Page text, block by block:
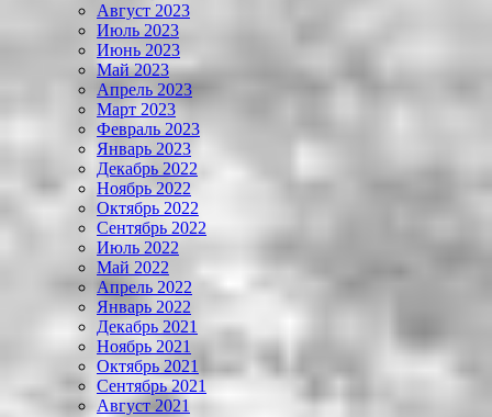
Август 2023
Июль 2023
Июнь 2023
Май 2023
Апрель 2023
Март 2023
Февраль 2023
Январь 2023
Декабрь 2022
Ноябрь 2022
Октябрь 2022
Сентябрь 2022
Июль 2022
Май 2022
Апрель 2022
Январь 2022
Декабрь 2021
Ноябрь 2021
Октябрь 2021
Сентябрь 2021
Август 2021